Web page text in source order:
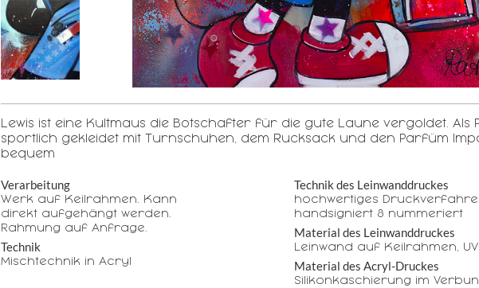
Lewis ist eine Kultmaus die Botschafter für die gute Laune vergoldet.
sportlich gekleidet mit Turnschuhen, dem Rucksack und den Parfüm
bequem
Verarbeitung
Werk auf Keilrahmen. Kann
direkt aufgehängt werden.
Rahmung auf Anfrage.
Technik
Mischtechnik in Acryl
Technik des Leinwanddruckes
hochwertiges
handsigniert & nummeriert
Material des Leinwanddruckes
Leinwand auf Keilrahmen,
Material des Acryl-Druckes
Silikonkaschierung im